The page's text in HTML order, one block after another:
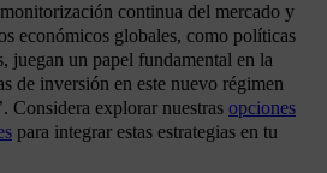
continua del mercado y
económicos globales, como políticas
juegan un papel fundamental en la
de inversión en este nuevo régimen
Considera explorar nuestras opciones
para integrar estas estrategias en tu